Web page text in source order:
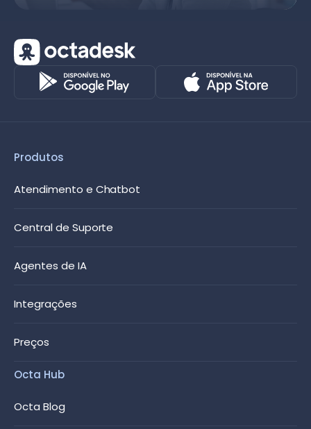
Produtos
Atendimento e Chatbot
Central de Suporte
Agentes de IA
Integrações
Preços
Octa Hub
Octa Blog